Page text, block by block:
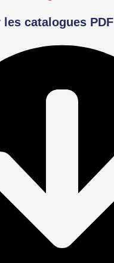
les catalogues PDF